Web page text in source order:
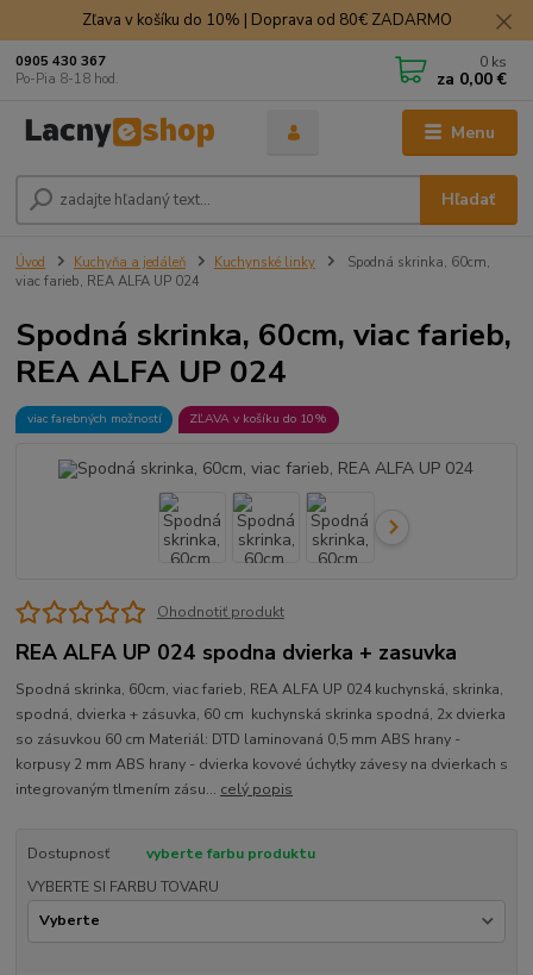
Zľava v košíku do 10% | Doprava od 80€ ZADARMO
Menu
Hľadať
0905 430 367
Po-Pia 8-18 hod.
0 ks
za 0,00 €
Úvod Kuchyňa a jedáleň Kuchynské linky
Spodná skrinka, 60cm,
viac farieb, REA ALFA UP 024
Spodná skrinka, 60cm, viac farieb,
REA ALFA UP 024
viac farebných možností ZĽAVA v košíku do 10%
Ohodnotiť produkt
REA ALFA UP 024 spodna dvierka + zasuvka
Spodná skrinka, 60cm, viac farieb, REA ALFA UP 024 kuchynská, skrinka,
spodná, dvierka + zásuvka, 60 cm kuchynská skrinka spodná, 2x dvierka
so zásuvkou 60 cm Materiál: DTD laminovaná 0,5 mm ABS hrany -
korpusy 2 mm ABS hrany - dvierka kovové úchytky závesy na dvierkach s
integrovaným tlmením zásu... celý popis
Dostupnosť
vyberte farbu produktu
VYBERTE SI FARBU TOVARU